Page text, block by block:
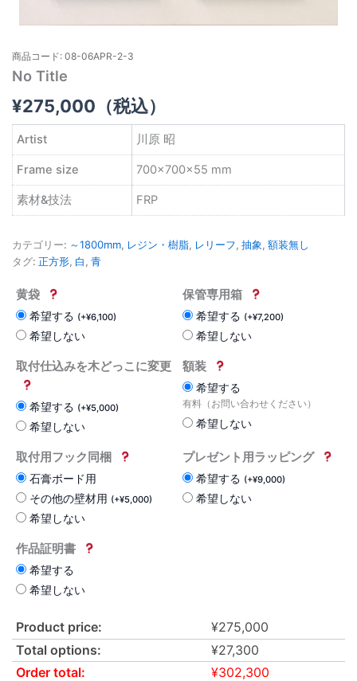
商品コード: 08-06APR-2-3
No Title
¥275,000 （税込）
Artist 川原 昭
Frame size 700×700×55 mm
素材&技法 FRP
カテゴリー: ～1800mm, レジン・樹脂, レリーフ, 抽象, 額装無し
タグ: 正方形, 白, 青
黄袋
希望する (+¥6,100)
希望しない
保管専用箱
希望する (+¥7,200)
希望しない
取付仕込みを木どっこに変更
希望する (+¥5,000)
希望しない
額装
希望する
有料（お問い合わせください）
希望しない
取付用フック同梱
石膏ボード用
その他の壁材用 (+¥5,000)
希望しない
プレゼント用ラッピング
希望する (+¥9,000)
希望しない
作品証明書
希望する
希望しない
Product price: ¥275,000
Total options:
¥27,300
Order total:
¥302,300